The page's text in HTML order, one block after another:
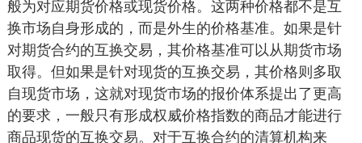
般为对应期货价格或现货价格。这两种价格都不是互
换市场自身形成的，而是外生的价格基准。如果是针
对期货合约的互换交易，其价格基准可以从期货市场
取得。但如果是针对现货的互换交易，其价格则多取
自现货市场，这就对现货市场的报价体系提出了更高
的要求，一般只有形成权威价格指数的商品才能进行
商品现货的互换交易。对于互换合约的清算机构来